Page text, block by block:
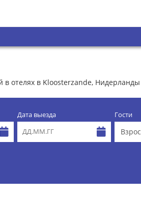
отелях в Kloosterzande, Нидерланды
Дата выезда Гости